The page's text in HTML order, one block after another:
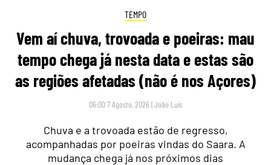
TEMPO
Vem aí chuva, trovoada e poeiras: mau
tempo chega já nesta data e estas são
as regiões afetadas (não é nos Açores)
06:00 7 Agosto, 2026 |João Luís
Chuva e a trovoada estão de regresso,
acompanhadas por poeiras vindas do Saara. A
mudança chega já nos próximos dias